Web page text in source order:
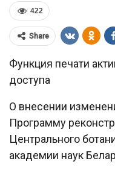
422
Share
Функция печати
доступа
О внесении
Программу
Центрального
академии наук